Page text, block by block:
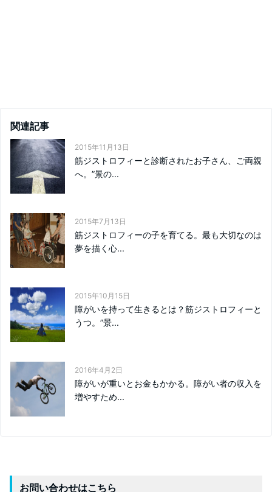
関連記事
2015年11月13日
筋ジストロフィーと診断されたお子さん、ご両親
へ。”景の...
2015年7月13日
筋ジストロフィーの子を育てる。最も大切なのは
夢を描く心...
2015年10月15日
障がいを持って生きるとは？筋ジストロフィーと
うつ。”景...
2016年4月2日
障がいが重いとお金もかかる。障がい者の収入を
増やすため...
お問い合わせはこちら